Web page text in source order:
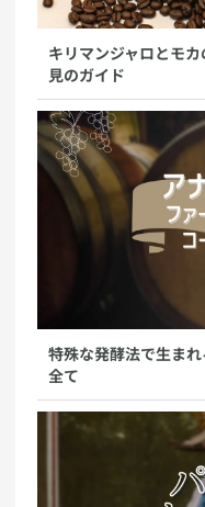
キリマンジャロとモ
見のガイド
特殊な発酵法で生ま
全て